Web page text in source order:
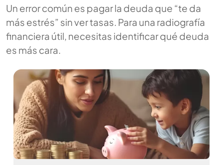
Un error común es pagar la deuda que “te da
más estrés” sin ver tasas. Para una radiografía
financiera útil, necesitas identificar qué deuda
es más cara.